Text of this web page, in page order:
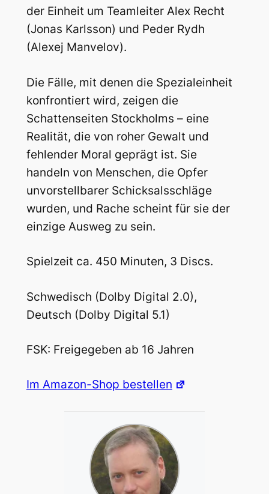
der Einheit um Teamleiter Alex Recht
(Jonas Karlsson) und Peder Rydh
(Alexej Manvelov).
Die Fälle, mit denen die Spezialeinheit
konfrontiert wird, zeigen die
Schattenseiten Stockholms – eine
Realität, die von roher Gewalt und
fehlender Moral geprägt ist. Sie
handeln von Menschen, die Opfer
unvorstellbarer Schicksalsschläge
wurden, und Rache scheint für sie der
einzige Ausweg zu sein.
Spielzeit ca. 450 Minuten, 3 Discs.
Schwedisch (Dolby Digital 2.0),
Deutsch (Dolby Digital 5.1)
FSK: Freigegeben ab 16 Jahren
Im Amazon-Shop bestellen